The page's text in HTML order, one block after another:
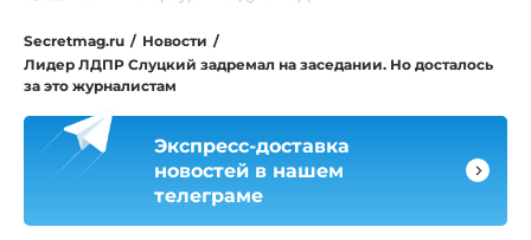
Secretmag.ru / Новости /
Лидер ЛДПР Слуцкий задремал на заседании. Но досталось
за это журналистам
Экспресс-доставка
новостей в нашем
телеграме